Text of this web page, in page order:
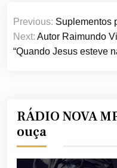
Navegação
de
Post
Previous: Suplementos
Next: Autor Raimundo
“Quando Jesus esteve
RÁDIO NOVA
ouça